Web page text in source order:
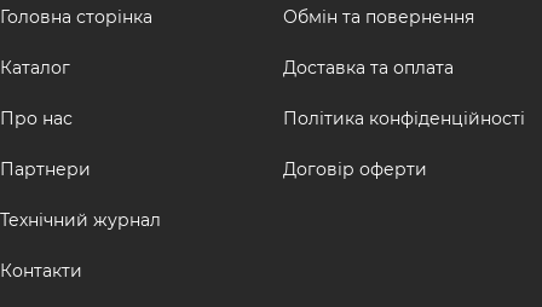
Головна сторінка
Каталог
Про нас
Партнери
Технічний журнал
Контакти
Обмін та повернення
Доставка та оплата
Політика конфіденційності
Договір оферти